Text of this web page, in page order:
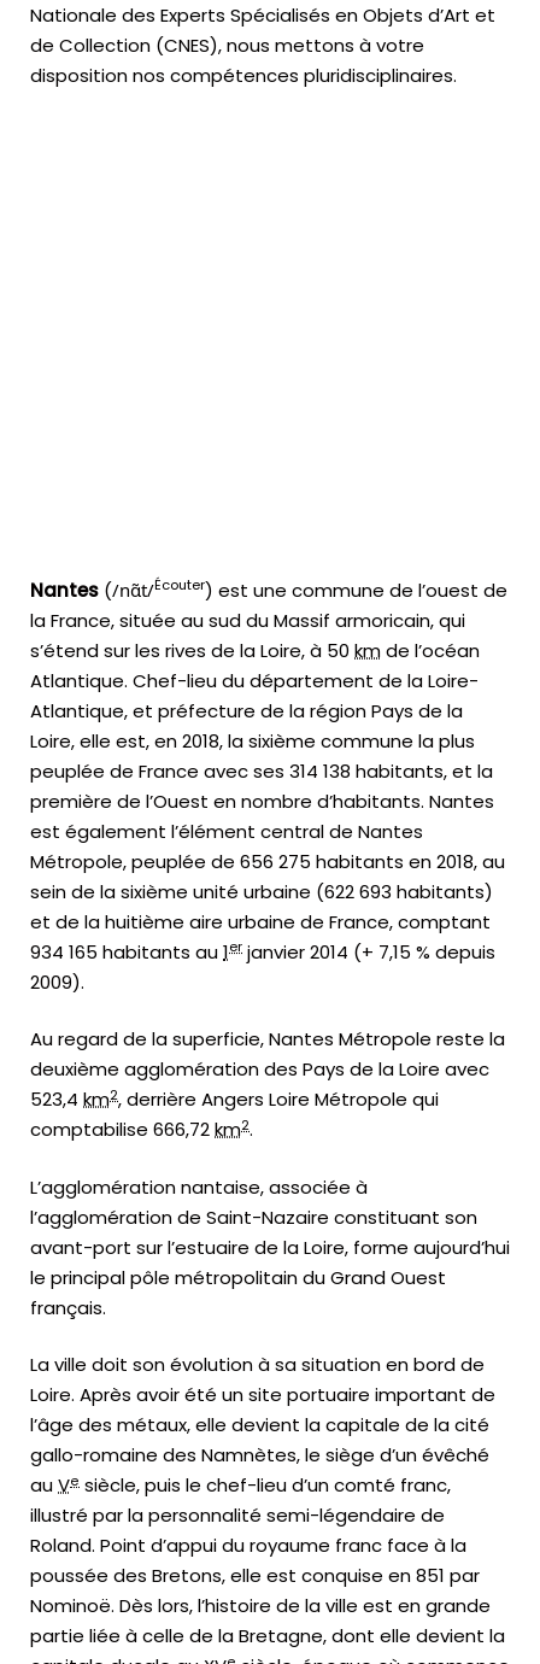
Nationale des Experts Spécialisés en Objets d’Art et
de Collection (CNES),nous mettons à votre
disposition nos compétences pluridisciplinaires.
Nantes (/nɑ̃t/Écouter) est une commune de l’ouest de
la France, située au sud du Massif armoricain, qui
s’étend sur les rives de la Loire, à 50 kmde l’océan
Atlantique. Chef-lieu du département de la Loire-
Atlantique, et préfecture de la région Pays de la
Loire, elle est, en 2018, la sixième commune la plus
peuplée de France avec ses 314 138 habitants, et la
première de l’Ouest en nombre d’habitants. Nantes
est également l’élément central de Nantes
Métropole, peuplée de 656 275 habitants en 2018, au
sein de la sixième unité urbaine (622 693 habitants)
et de la huitième aire urbaine de France, comptant
934 165 habitants au1er janvier 2014 (+ 7,15 % depuis
2009).
Au regard de la superficie, Nantes Métropole reste la
deuxième agglomération des Pays de la Loire avec
523,4 km2, derrière Angers Loire Métropole qui
comptabilise 666,72km2.
L’agglomération nantaise, associée à
l’agglomération de Saint-Nazaire constituant son
avant-port sur l’estuaire de la Loire, forme aujourd’hui
le principal pôle métropolitain du Grand Ouest
français.
La ville doit son évolution à sa situation en bord de
Loire. Après avoir été un site portuaire important de
l’âge des métaux, elle devient la capitale de la cité
gallo-romaine des Namnètes, le siège d’un évêché
auVe siècle, puis le chef-lieu d’un comté franc,
illustré par la personnalité semi-légendaire de
Roland. Point d’appui du royaume franc face à la
poussée des Bretons, elle est conquise en 851 par
Nominoë. Dès lors, l’histoire de la ville est en grande
partie liée à celle de la Bretagne, dont elle devient la